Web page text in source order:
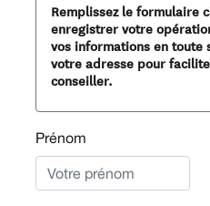
Remplissez le formulaire
enregistrer votre
vos informations en toute
votre adresse pour
conseiller.
Prénom